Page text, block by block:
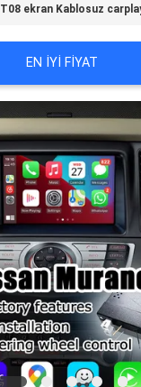
IT08 ekran Kablosuz
EN IYI FIYAT